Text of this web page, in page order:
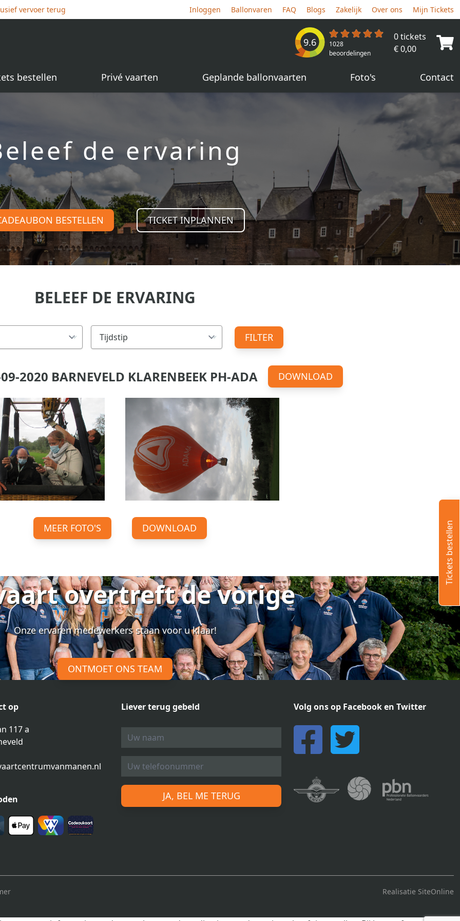
vervoer terug Inloggen Ballonvaren FAQ Blogs Zakelijk Over ons Mijn Tickets
9.6
1028
beoordelingen
0 tickets
€ 0,00
bestellen Privé vaarten Geplande ballonvaarten Foto's Contact
de ervaring
BESTELLEN TICKET INPLANNEN
BELEEF DE ERVARING
FILTER
2020 BARNEVELD KLARENBEEK PH-ADA DOWNLOAD
MEER FOTO'S DOWNLOAD
overtreft de vorige
Onze ervaren medewerkers staan voor u klaar!
ONTMOET ONS TEAM
op
117 a
Liever terug gebeld
JA, BEL ME TERUG
Volg ons op Facebook en Twitter
Realisatie SiteOnline
Tickets bestellen